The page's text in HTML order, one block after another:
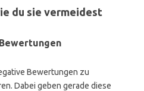
du sie vermeidest
Bewertungen zu
Dabei geben gerade diese